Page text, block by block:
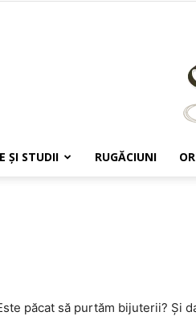
ŞI STUDII RUGĂCIUNI
păcat să purtăm bijuterii? Și